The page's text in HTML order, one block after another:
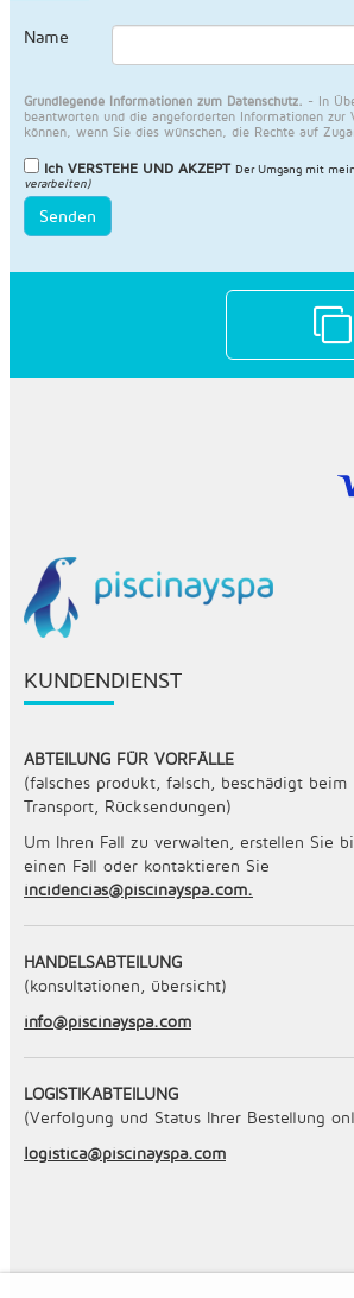
Name
Grundlegende Informationen zum Datenschutz. - In
beantworten und die angeforderten Informationen
können, wenn Sie dies wünschen, die Rechte auf
Ich VERSTEHE UND AKZEPT Der Umgang mit
verarbeiten)
Senden
KUNDENDIENST
ABTEILUNG FÜR VORFÄLLE
(falsches produkt, falsch, beschädigt beim
Transport, Rücksendungen)
Um Ihren Fall zu verwalten, erstellen Sie
einen Fall oder kontaktieren Sie
incidencias@piscinayspa.com.
HANDELSABTEILUNG
(konsultationen, übersicht)
info@piscinayspa.com
LOGISTIKABTEILUNG
(Verfolgung und Status Ihrer Bestellung
logistica@piscinayspa.com